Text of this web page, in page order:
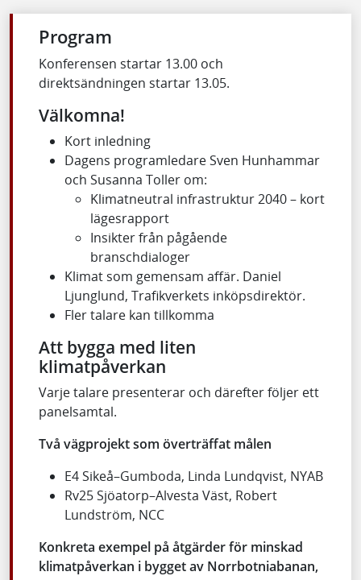
Program
Konferensen startar 13.00 och
direktsändningen startar 13.05.
Välkomna!
Kort inledning
Dagens programledare Sven Hunhammar
och Susanna Toller om:
Klimatneutral infrastruktur 2040 – kort
lägesrapport
Insikter från pågående
branschdialoger
Klimat som gemensam affär. Daniel
Ljunglund, Trafikverkets inköpsdirektör.
Fler talare kan tillkomma
Att bygga med liten
klimatpåverkan
Varje talare presenterar och därefter följer ett
panelsamtal.
Två vägprojekt som överträffat målen
E4 Sikeå–Gumboda, Linda Lundqvist, NYAB
Rv25 Sjöatorp–Alvesta Väst, Robert
Lundström, NCC
Konkreta exempel på åtgärder för minskad
klimatpåverkan i bygget av Norrbotniabanan,